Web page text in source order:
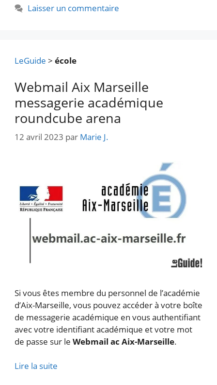
Laisser un commentaire
LeGuide > école
Webmail Aix Marseille
messagerie académique
roundcube arena
12 avril 2023 par Marie J.
Si vous êtes membre du personnel de l’académie
d’Aix-Marseille, vous pouvez accéder à votre boîte
de messagerie académique en vous authentifiant
avec votre identifiant académique et votre mot
de passe sur le Webmail ac Aix-Marseille.
Lire la suite